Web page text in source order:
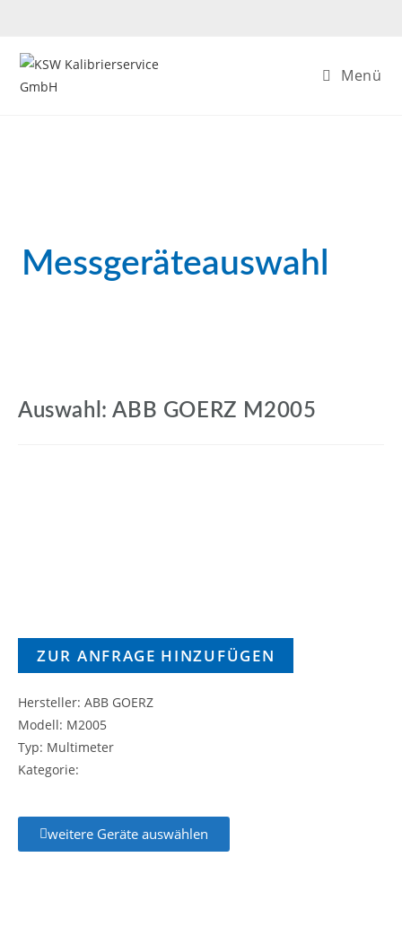
Menü
Messgeräteauswahl
Auswahl: ABB GOERZ M2005
ZUR ANFRAGE HINZUFÜGEN
Hersteller: ABB GOERZ
Modell: M2005
Typ: Multimeter
Kategorie:
weitere Geräte auswählen